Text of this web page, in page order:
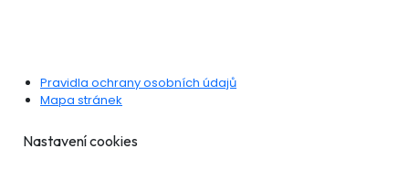
Pravidla ochrany osobních údajů
Mapa stránek
Nastavení cookies